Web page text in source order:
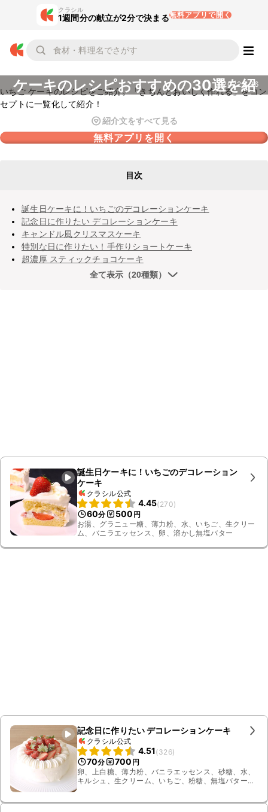
クラシル
1週間分の献立が2分で決まる無料アプリで開く
ケーキのレシピおすすめの30選を紹
2022.8.26
いちご ケーキのレシピをご紹介。「きちんとおいしく作れる」をコン
セプトに一覧化して紹介！
紹介文をすべて見る
無料アプリを開く
目次
誕生日ケーキに！いちごのデコレーションケーキ
記念日に作りたい デコレーションケーキ
キャンドル風クリスマスケーキ
特別な日に作りたい！手作りショートケーキ
超濃厚 スティックチョコケーキ
全て表示（20種類）
誕生日ケーキに！いちごのデコレーション
ケーキ
クラシル公式
4.45(270)
60分 500 円
お湯、グラニュー糖、薄力粉、水、いちご、生クリー
ム、バニラエッセンス、卵、溶かし無塩バター
記念日に作りたい デコレーションケーキ
クラシル公式
4.51(326)
70分 700 円
卵、上白糖、薄力粉、バニラエッセンス、砂糖、水、
キルシュ、生クリーム、いちご、粉糖、無塩バター、